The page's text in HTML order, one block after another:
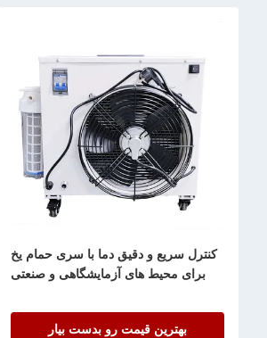
کنترل سریع و دقیق دما با سری حمام یخ
برای محیط های آزمایشگاهی و صنعتی
بهترین قیمت رو بدست بیار